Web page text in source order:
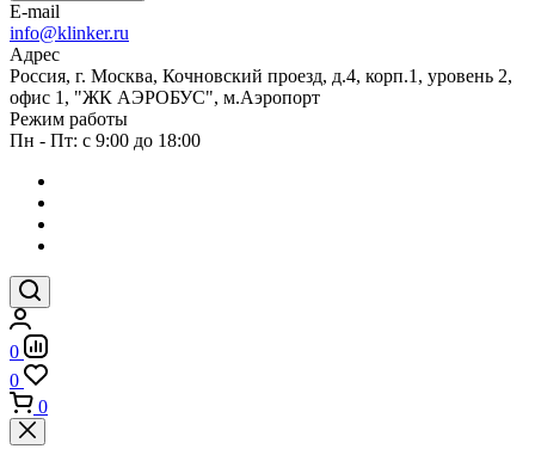
E-mail
info@klinker.ru
Адрес
Россия, г. Москва, Кочновский проезд, д.4, корп.1, уровень 2,
офис 1, "ЖК АЭРОБУС", м.Аэропорт
Режим работы
Пн - Пт: с 9:00 до 18:00
0
0
0